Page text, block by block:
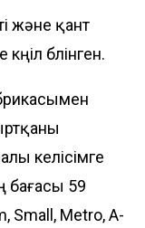
және қант
бөлінген.
келісімге
бағасы 59
Small, Metro, A-